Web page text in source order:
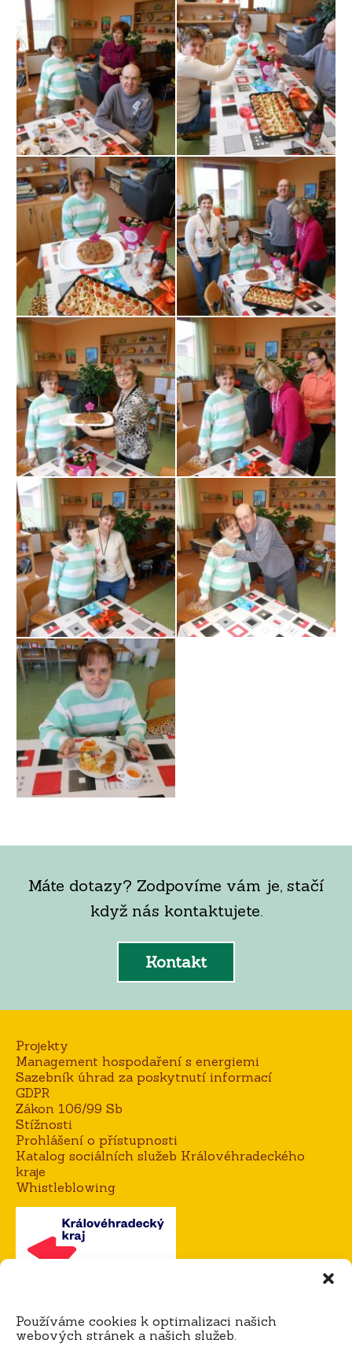
Používáme cookies k optimalizaci našich
webových stránek a našich služeb.
Máte dotazy? Zodpovíme vám je, stačí
když nás kontaktujete.
Kontakt
Projekty
Management hospodaření s energiemi
Sazebník úhrad za poskytnutí informací
GDPR
Zákon 106/99 Sb
Stížnosti
Prohlášení o přístupnosti
Katalog sociálních služeb Královéhradeckého
kraje
Whistleblowing
Mgr. Alena Goisová, ředitelka domova
tel.:604 273 183 / 725 921 365